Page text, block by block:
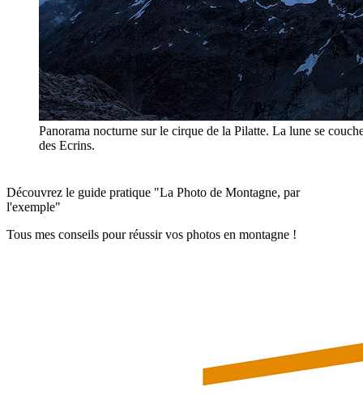
Panorama nocturne sur le cirque de la Pilatte. La lune se
des Ecrins.
Découvrez le guide pratique "La Photo de Montagne, par
l'exemple"
Tous mes conseils pour réussir vos photos en montagne !